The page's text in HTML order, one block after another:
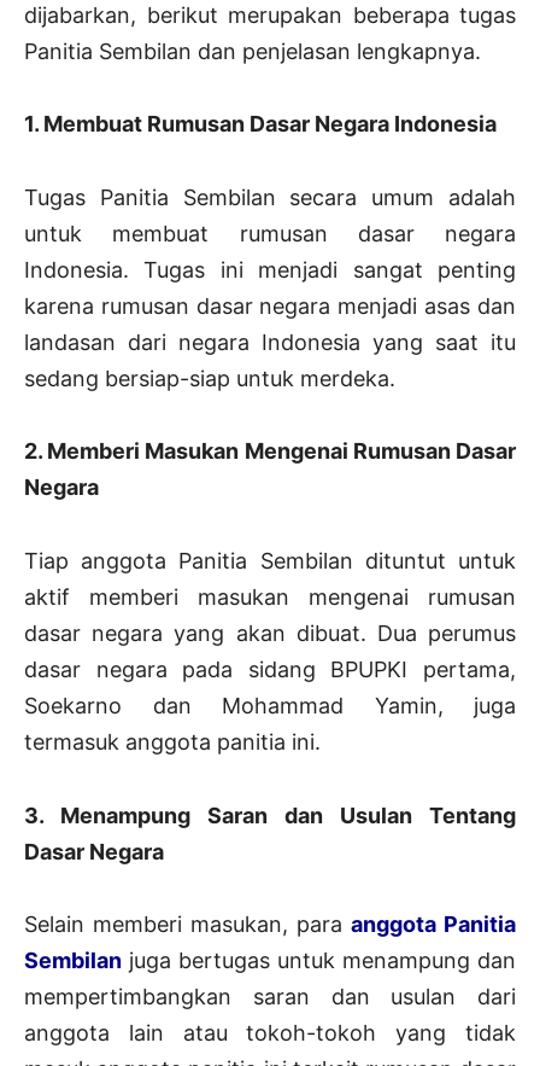
dijabarkan, berikut merupakan beberapa tugas
Panitia Sembilan dan penjelasan lengkapnya.
1. Membuat Rumusan Dasar Negara Indonesia
Tugas Panitia Sembilan secara umum adalah
untuk membuat rumusan dasar negara
Indonesia. Tugas ini menjadi sangat penting
karena rumusan dasar negara menjadi asas dan
landasan dari negara Indonesia yang saat itu
sedang bersiap-siap untuk merdeka.
2. Memberi Masukan Mengenai Rumusan Dasar
Negara
Tiap anggota Panitia Sembilan dituntut untuk
aktif memberi masukan mengenai rumusan
dasar negara yang akan dibuat. Dua perumus
dasar negara pada sidang BPUPKI pertama,
Soekarno dan Mohammad Yamin, juga
termasuk anggota panitia ini.
3. Menampung Saran dan Usulan Tentang
Dasar Negara
Selain memberi masukan, para anggota Panitia
Sembilan juga bertugas untuk menampung dan
mempertimbangkan saran dan usulan dari
anggota lain atau tokoh-tokoh yang tidak